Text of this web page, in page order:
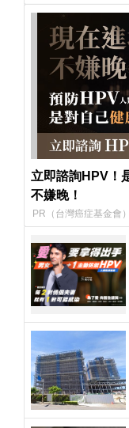
立即諮詢HPV！
不嫌晚！
PR（台灣癌症基金會）